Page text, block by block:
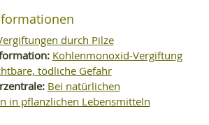
durch Pilze
Kohlenmonoxid-Vergiftung
tödliche Gefahr
Bei natürlichen
in pflanzlichen Lebensmitteln